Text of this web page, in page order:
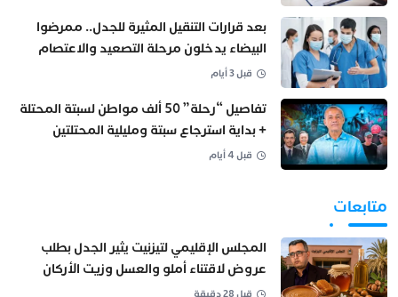
بعد قرارات التنقيل المثيرة للجدل.. ممرضوا
البيضاء يدخلون مرحلة التصعيد والاعتصام
قبل 3 أيام
تفاصيل “رحلة” 50 ألف مواطن لسبتة المحتلة
+ بداية استرجاع سبتة ومليلية المحتلتين
قبل 4 أيام
متابعات
المجلس الإقليمي لتيزنيت يثير الجدل بطلب
عروض لاقتناء أملو والعسل وزيت الأركان
قبل 28 دقيقة